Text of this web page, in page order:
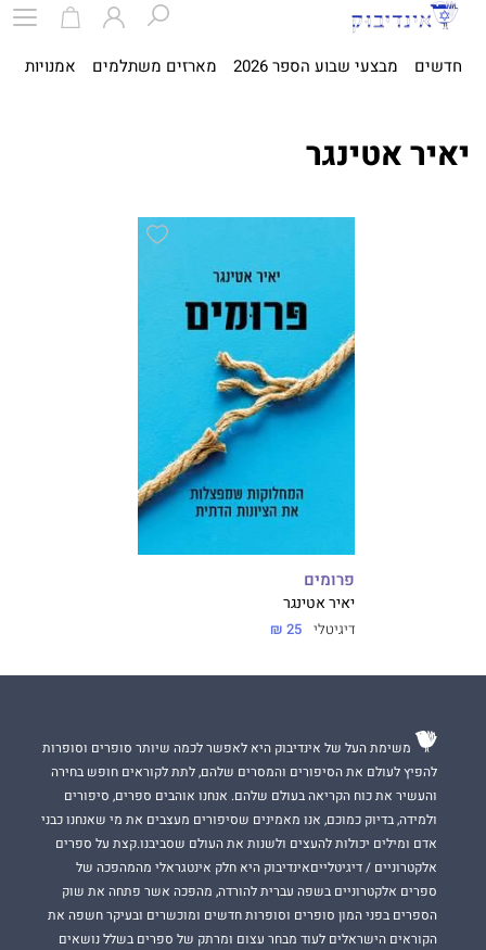
חדשים מבצעי שבוע הספר 2026 מארזים משתלמים אמנויות
יאיר אטינגר
פרומים
יאיר אטינגר
דיגיטלי 25 ₪
משימת העל של אינדיבוק היא לאפשר לכמה שיותר סופרים וסופרות
להפיץ לעולם את הסיפורים והמסרים שלהם, לתת לקוראים חופש בחירה
והעשיר את כוח הקריאה בעולם שלהם. אנחנו אוהבים ספרים, סיפורים
ולמידה, בדיוק כמוכם, אנו מאמינים שסיפורים מעצבים את מי שאנחנו כבני
אדם ומילים יכולות להעצים ולשנות את העולם שסביבנו.קצת על ספרים
אלקטרוניים / דיגיטלייםאינדיבוק היא חלק אינטגראלי מהמהפכה של
ספרים אלקטרוניים בשפה עברית להורדה, מהפכה אשר פתחה את שוק
הספרים בפני המון סופרים וסופרות חדשים ומוכשרים ובעיקר חשפה את
הקוראים הישראלים לעוד מבחר עצום ומרתק של ספרים בשלל נושאים